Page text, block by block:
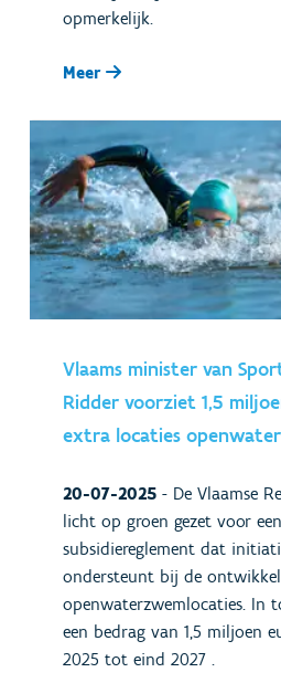
opmerkelijk.
Meer
Vlaams minister van
Ridder voorziet 1,5
extra locaties
20-07-2025 - De Vlaamse
licht op groen gezet voor
subsidiereglement dat
ondersteunt bij de
openwaterzwemlocaties. In
een bedrag van 1,5 miljoen
2025 tot eind 2027 .